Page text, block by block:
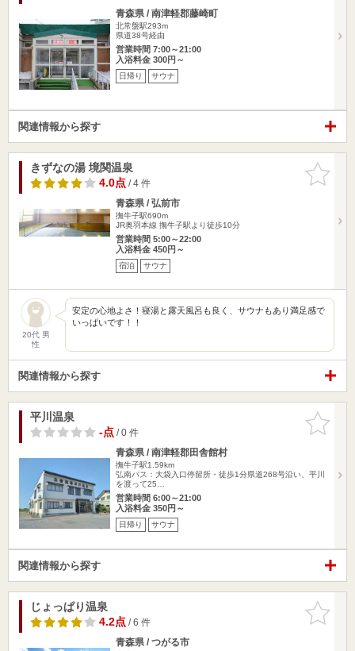
青森県 / 南津軽郡藤崎町
北常盤駅293m
県道38号経由
営業時間 7:00～21:00
入浴料金 300円～
日帰り サウナ
関連情報から探す
お気に入
りに追加
きずなの湯 境関温泉
4.0点/ 4 件
青森県 / 弘前市
撫牛子駅690m
JR奥羽本線 撫牛子駅より徒歩10分
営業時間 5:00～22:00
入浴料金 450円～
宿泊 サウナ
20代 男
性
安定の心地よさ！寝湯と露天風呂も良く、サウナもあり満足感で
いっぱいです！！
関連情報から探す
お気に入
りに追加
平川温泉
-点/ 0 件
青森県 / 南津軽郡田舎館村
撫牛子駅1.59km
弘南バス：大袋入口停留所・徒歩1分県道268号沿い、平川
を渡って25…
営業時間 6:00～21:00
入浴料金 350円～
日帰り サウナ
関連情報から探す
お気に入
りに追加
じょっぱり温泉
4.2点/ 6 件
青森県 / つがる市